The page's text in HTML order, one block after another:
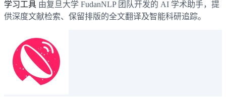
学习工具 由复旦大学 FudanNLP 团队开发的 AI 学术助手，提
供深度文献检索、保留排版的全文翻译及智能科研追踪。